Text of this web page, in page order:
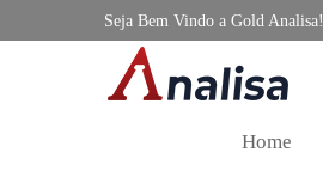
Seja Bem Vindo a Gold Analisa!
Home